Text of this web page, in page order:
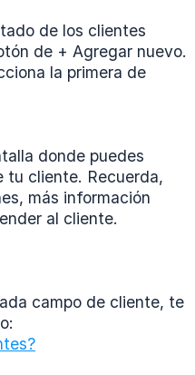
de los clientes
de + Agregar nuevo.
la primera de
donde puedes
tu cliente. Recuerda,
más información
al cliente.
campo de cliente, te